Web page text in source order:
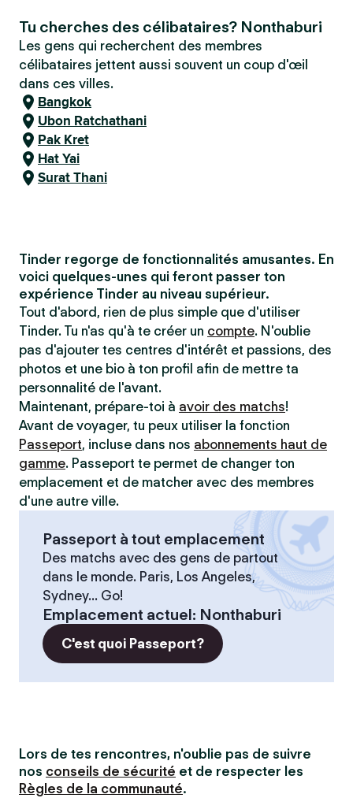
Tu cherches des célibataires? Nonthaburi
Les gens qui recherchent des membres
célibataires jettent aussi souvent un coup d'œil
dans ces villes.
Bangkok
Ubon Ratchathani
Pak Kret
Hat Yai
Surat Thani
Tinder regorge de fonctionnalités amusantes. En
voici quelques-unes qui feront passer ton
expérience Tinder au niveau supérieur.
Tout d'abord, rien de plus simple que d'utiliser
Tinder. Tu n'as qu'à te créer un compte. N'oublie
pas d'ajouter tes centres d'intérêt et passions, des
photos et une bio à ton profil afin de mettre ta
personnalité de l'avant.
Maintenant, prépare-toi à avoir des matchs!
Avant de voyager, tu peux utiliser la fonction
Passeport, incluse dans nos abonnements haut de
gamme. Passeport te permet de changer ton
emplacement et de matcher avec des membres
d'une autre ville.
Passeport à tout emplacement
Des matchs avec des gens de partout
dans le monde. Paris, Los Angeles,
Sydney... Go!
Emplacement actuel: Nonthaburi
C'est quoi Passeport?
Lors de tes rencontres, n'oublie pas de suivre
nos conseils de sécurité et de respecter les
Règles de la communauté.